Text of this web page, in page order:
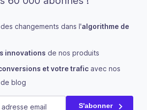
changements dans l'algorithme de
innovations de nos produits
et votre trafic avec nos
blog
S'abonner